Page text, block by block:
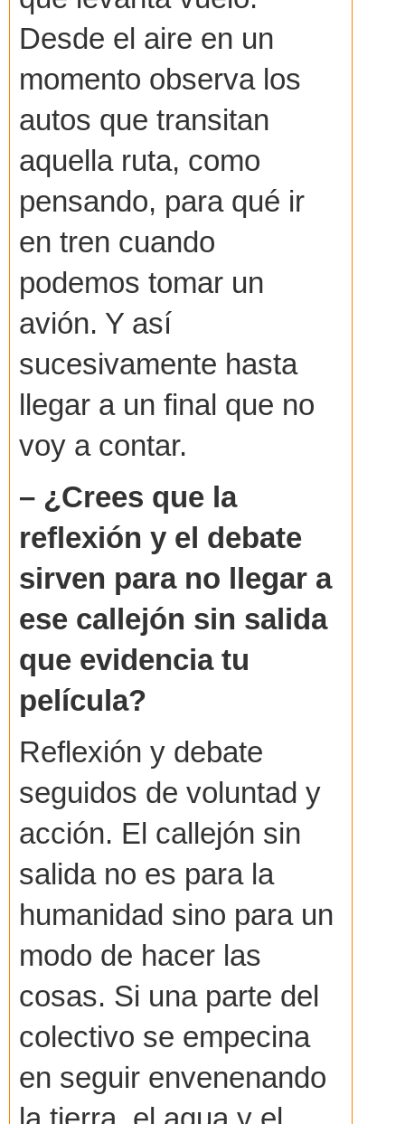
Desde el aire en un
momento observa los
autos que transitan
aquella ruta, como
pensando, para qué ir
en tren cuando
podemos tomar un
avión. Y así
sucesivamente hasta
llegar a un final que no
voy a contar.
– ¿Crees que la
reflexión y el debate
sirven para no llegar a
ese callejón sin salida
que evidencia tu
película?
Reflexión y debate
seguidos de voluntad y
acción. El callejón sin
salida no es para la
humanidad sino para un
modo de hacer las
cosas. Si una parte del
colectivo se empecina
en seguir envenenando